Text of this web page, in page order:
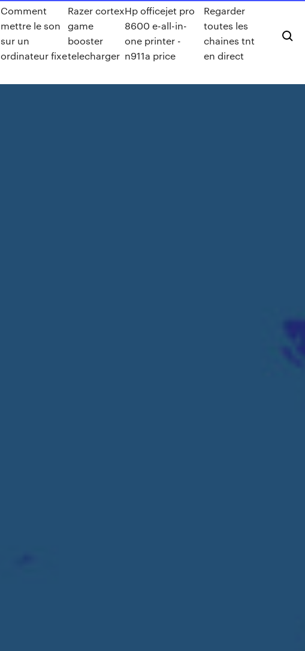
Comment
mettre le son
sur un
ordinateur fixe
Razer cortex
game
booster
telecharger
Hp officejet pro
8600 e-all-in-
one printer -
n911a price
Regarder
toutes les
chaines tnt
en direct